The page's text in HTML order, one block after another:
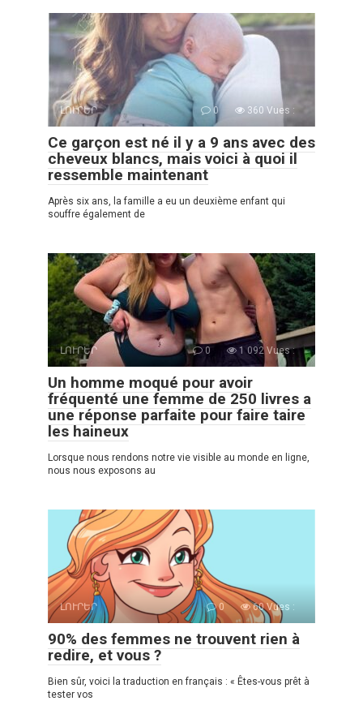
ԼՈՒՐԵՐ 0 360 Vues :
Ce garçon est né il y a 9 ans avec des
cheveux blancs, mais voici à quoi il
ressemble maintenant
Après six ans, la famille a eu un deuxième enfant qui
souffre également de
ԼՈՒՐԵՐ 0 1 092 Vues :
Un homme moqué pour avoir
fréquenté une femme de 250 livres a
une réponse parfaite pour faire taire
les haineux
Lorsque nous rendons notre vie visible au monde en ligne,
nous nous exposons au
ԼՈՒՐԵՐ 0 60 Vues :
90% des femmes ne trouvent rien à
redire, et vous ?
Bien sûr, voici la traduction en français : « Êtes-vous prêt à
tester vos